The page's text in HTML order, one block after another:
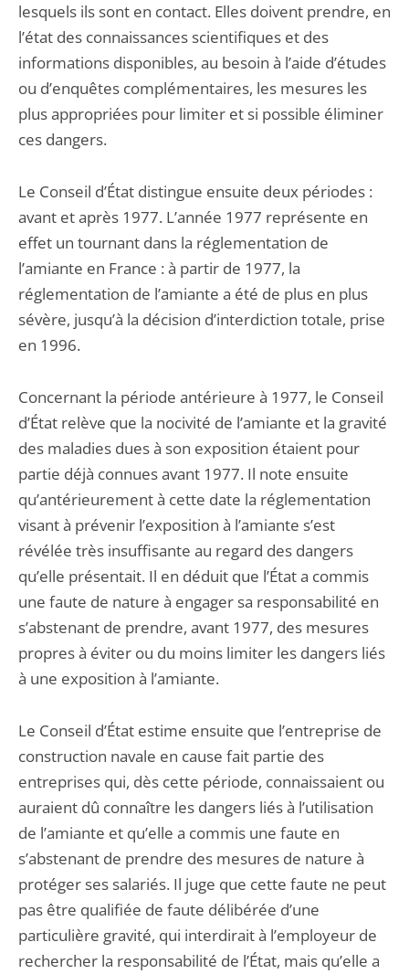
lesquels ils sont en contact. Elles doivent prendre, en
l’état des connaissances scientifiques et des
informations disponibles, au besoin à l’aide d’études
ou d’enquêtes complémentaires, les mesures les
plus appropriées pour limiter et si possible éliminer
ces dangers.
Le Conseil d’État distingue ensuite deux périodes :
avant et après 1977. L’année 1977 représente en
effet un tournant dans la réglementation de
l’amiante en France : à partir de 1977, la
réglementation de l’amiante a été de plus en plus
sévère, jusqu’à la décision d’interdiction totale, prise
en 1996.
Concernant la période antérieure à 1977, le Conseil
d’État relève que la nocivité de l’amiante et la gravité
des maladies dues à son exposition étaient pour
partie déjà connues avant 1977. Il note ensuite
qu’antérieurement à cette date la réglementation
visant à prévenir l’exposition à l’amiante s’est
révélée très insuffisante au regard des dangers
qu’elle présentait. Il en déduit que l’État a commis
une faute de nature à engager sa responsabilité en
s’abstenant de prendre, avant 1977, des mesures
propres à éviter ou du moins limiter les dangers liés
à une exposition à l’amiante.
Le Conseil d’État estime ensuite que l’entreprise de
construction navale en cause fait partie des
entreprises qui, dès cette période, connaissaient ou
auraient dû connaître les dangers liés à l’utilisation
de l’amiante et qu’elle a commis une faute en
s’abstenant de prendre des mesures de nature à
protéger ses salariés. Il juge que cette faute ne peut
pas être qualifiée de faute délibérée d’une
particulière gravité, qui interdirait à l’employeur de
rechercher la responsabilité de l’État, mais qu’elle a